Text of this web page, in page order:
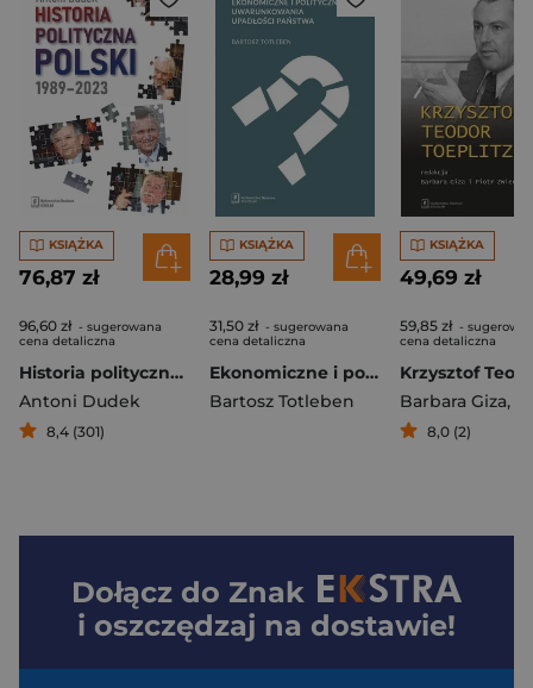
KSIĄŻKA
76,87 zł
96,60 zł - sugerowana
cena detaliczna
Historia polityczna Polski 1989-2023
Antoni Dudek
8,4 (301)
KSIĄŻKA
28,99 zł
31,50 zł - sugerowana
cena detaliczna
Ekonomiczne i polityczne uwarunkowania upadłości państwa
Bartosz Totleben
KSIĄŻKA
49,69 zł
59,85 zł -
cena detaliczna
Barbara Giza,
8,0 (2)
Dołącz do Znak
i oszczędzaj na dostawie!